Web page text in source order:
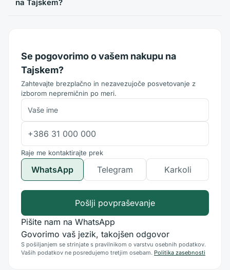
na Tajskem?
Se pogovorimo o vašem nakupu na
Tajskem?
Zahtevajte brezplačno in nezavezujoče posvetovanje z
izborom nepremičnin po meri.
Raje me kontaktirajte prek
WhatsApp Telegram Karkoli
Pošlji povpraševanje
Pišite nam na WhatsApp
Govorimo vaš jezik, takojšen odgovor
S pošiljanjem se strinjate s pravilnikom o varstvu osebnih podatkov.
Vaših podatkov ne posredujemo tretjim osebam. Politika zasebnosti